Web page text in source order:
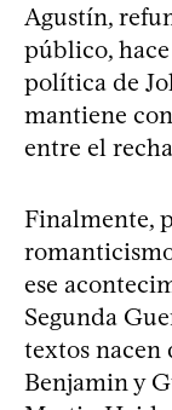
Agustín,
público,
política de
mantiene
entre el
Finalmente,
ese
Segunda
textos nacen
Benjamin y